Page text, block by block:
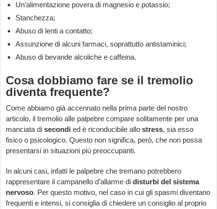
Un’alimentazione povera di magnesio e potassio;
Stanchezza;
Abuso di lenti a contatto;
Assunzione di alcuni farmaci, soprattutto antistaminici;
Abuso di bevande alcoliche e caffeina.
Cosa dobbiamo fare se il tremolio
diventa frequente?
Come abbiamo già accennato nella prima parte del nostro
articolo, il tremolio alle palpebre compare solitamente per una
manciata disecondi ed è riconducibile allostress, sia esso
fisico o psicologico. Questo non significa, però, che non possa
presentarsi in situazioni più preoccupanti.
In alcuni casi, infatti le palpebre che tremano potrebbero
rappresentare il campanello d’allarme didisturbi del sistema
nervoso. Per questo motivo, nel caso in cui gli spasmi diventano
frequenti e intensi, si consiglia di chiedere un consiglio al proprio